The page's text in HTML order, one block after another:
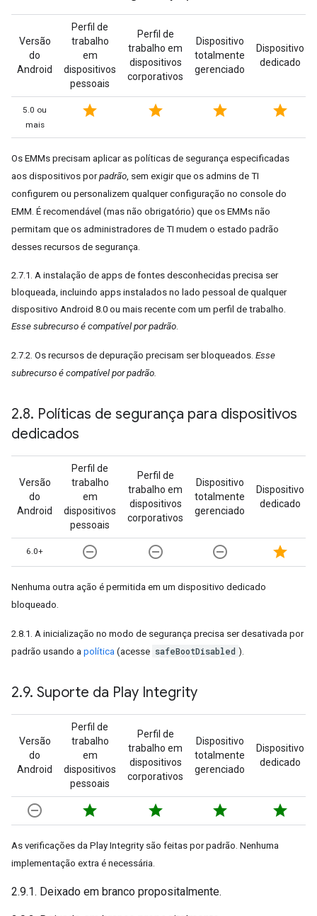
Versão
do
Android
Perfil de
trabalho
em
dispositivos
pessoais
Perfil de
trabalho em
dispositivos
corporativos
Dispositivo
totalmente
gerenciado
Dispositivo
dedicado
5.0 ou
mais
star star star star
Os EMMs precisam aplicar as políticas de segurança especificadas
aos dispositivos porpadrão, sem exigir que os admins de TI
configurem ou personalizem qualquer configuração no console do
EMM. É recomendável (mas não obrigatório) que os EMMs não
permitam que os administradores de TI mudem o estado padrão
desses recursos de segurança.
2.7.1. A instalação de apps de fontes desconhecidas precisa ser
bloqueada, incluindo apps instalados no lado pessoal de qualquer
dispositivo Android 8.0 ou mais recente com um perfil de trabalho.
Esse subrecurso é compatível por padrão.
2.7.2. Os recursos de depuração precisam ser bloqueados. Esse
subrecurso é compatível por padrão.
2.8. Políticas de segurança para dispositivos
dedicados
Versão
do
Android
Perfil de
trabalho
em
dispositivos
pessoais
Perfil de
trabalho em
dispositivos
corporativos
Dispositivo
totalmente
gerenciado
Dispositivo
dedicado
6.0+ remove_circle_outline remove_circle_outline remove_circle_outline star
Nenhuma outra ação é permitida em um dispositivo dedicado
bloqueado.
2.8.1. A inicialização no modo de segurança precisa ser desativada por
padrão usando a política (acesse safeBootDisabled ).
2.9. Suporte da Play Integrity
Versão
do
Android
Perfil de
trabalho
em
dispositivos
pessoais
Perfil de
trabalho em
dispositivos
corporativos
Dispositivo
totalmente
gerenciado
Dispositivo
dedicado
remove_circle_outline star star star star
As verificações da Play Integrity são feitas por padrão. Nenhuma
implementação extra é necessária.
2.9.1. Deixado em branco propositalmente.